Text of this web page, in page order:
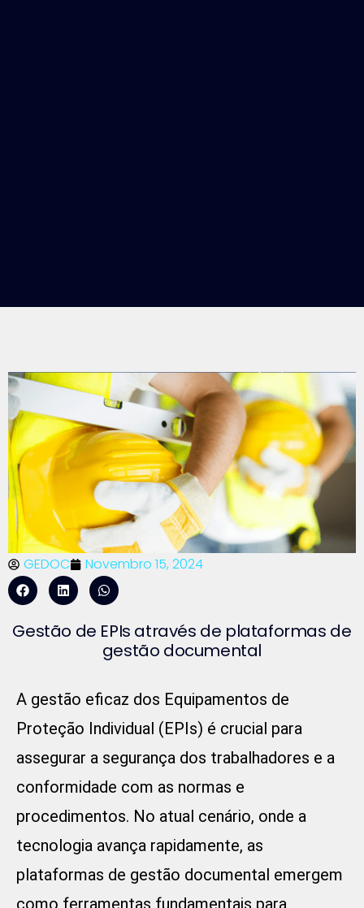
GEDOC Novembro 15, 2024
Gestão de EPIs através de plataformas de
gestão documental
A gestão eficaz dos Equipamentos de
Proteção Individual (EPIs) é crucial para
assegurar a segurança dos trabalhadores e a
conformidade com as normas e
procedimentos. No atual cenário, onde a
tecnologia avança rapidamente, as
plataformas de gestão documental emergem